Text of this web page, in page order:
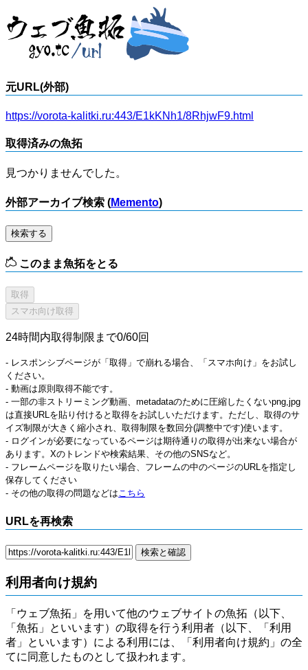
元URL(外部)
https://vorota-kalitki.ru:443/E1kKNh1/8RhjwF9.html
取得済みの魚拓
見つかりませんでした。
外部アーカイブ検索 (Memento)
検索する
このまま魚拓をとる
24時間内取得制限まで0/60回
- レスポンシブページが「取得」で崩れる場合、「スマホ向け」をお試し
ください。
- 動画は原則取得不能です。
- 一部の非ストリーミング動画、metadataのために圧縮したくないpng,jpg
は直接URLを貼り付けると取得をお試しいただけます。ただし、取得のサ
イズ制限が大きく縮小され、取得制限を数回分(調整中です)使います。
- ログインが必要になっているページは期待通りの取得が出来ない場合が
あります。Xのトレンドや検索結果、その他のSNSなど。
- フレームページを取りたい場合、フレームの中のページのURLを指定し
保存してください
- その他の取得の問題などはこちら
URLを再検索
利用者向け規約
「ウェブ魚拓」を用いて他のウェブサイトの魚拓（以下、
「魚拓」といいます）の取得を行う利用者（以下、「利用
者」といいます）による利用には、「利用者向け規約」の全
てに同意したものとして扱われます。